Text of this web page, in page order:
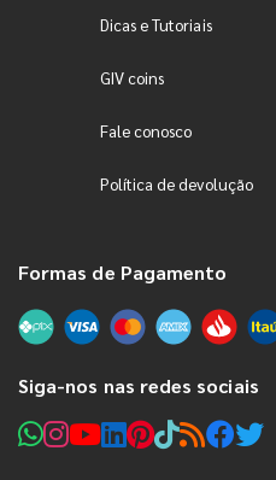
Dicas e Tutoriais
GIV coins
Fale conosco
Política de devolução
Formas de Pagamento
Siga-nos nas redes sociais